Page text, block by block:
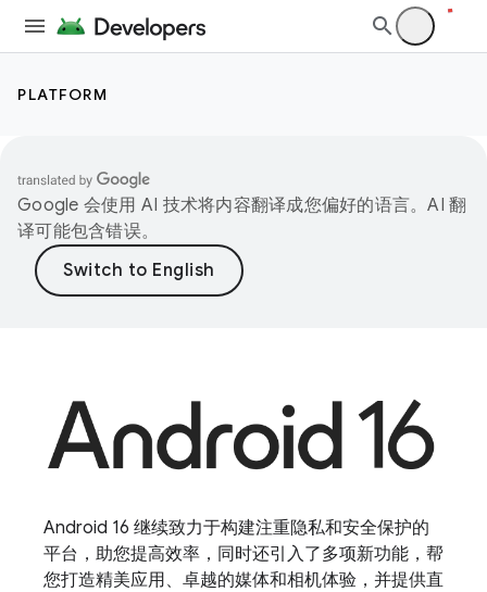
PLATFORM
Google 会使用 AI 技术将内容翻译成您偏好的语言。AI 翻
译可能包含错误。
Android 16 继续致力于构建注重隐私和安全保护的
平台，助您提高效率，同时还引入了多项新功能，帮
您打造精美应用、卓越的媒体和相机体验，并提供直